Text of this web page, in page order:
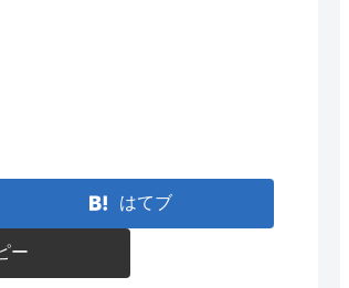
はてブ
ー